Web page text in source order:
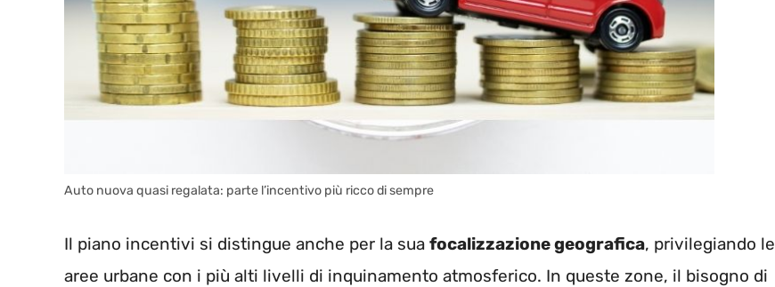
Auto nuova quasi regalata: parte l’incentivo più ricco di sempre
Il piano incentivi si distingue anche per la sua focalizzazione geografica, privilegiando le
aree urbane con i più alti livelli di inquinamento atmosferico. In queste zone, il bisogno di